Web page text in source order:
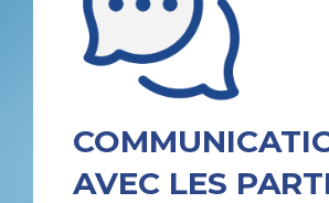
AVEC LES